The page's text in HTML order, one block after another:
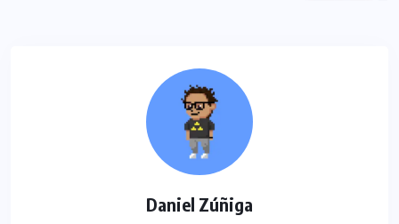
Daniel Zúñiga